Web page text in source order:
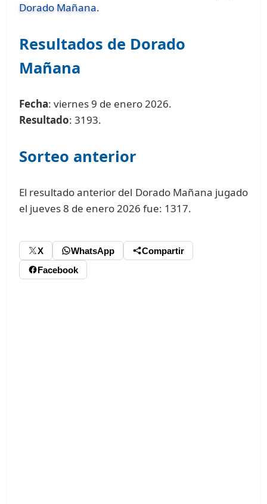
Dorado Mañana.
Resultados de Dorado
Mañana
Fecha: viernes 9 de enero 2026.
Resultado: 3193.
Sorteo anterior
El resultado anterior del Dorado Mañana jugado
el jueves 8 de enero 2026 fue: 1317.
X WhatsApp
Compartir
Facebook